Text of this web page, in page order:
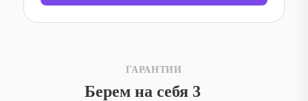
ГАРАНТИИ
Берем на себя 3